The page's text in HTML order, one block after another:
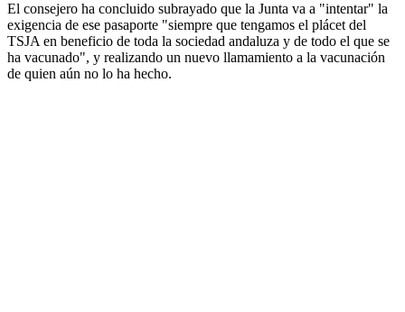
El consejero ha concluido subrayado que la Junta va a "intentar" la
exigencia de ese pasaporte "siempre que tengamos el plácet del
TSJA en beneficio de toda la sociedad andaluza y de todo el que se
ha vacunado", y realizando un nuevo llamamiento a la vacunación
de quien aún no lo ha hecho.